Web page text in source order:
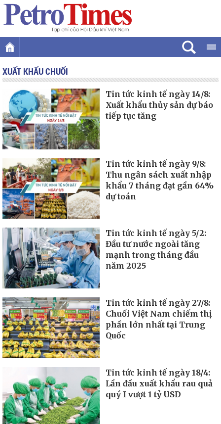
XUẤT KHẨU CHUỐI
Tin tức kinh tế ngày 14/8:
Xuất khẩu thủy sản dự báo
tiếp tục tăng
Tin tức kinh tế ngày 9/8:
Thu ngân sách xuất nhập
khẩu 7 tháng đạt gần 64%
dự toán
Tin tức kinh tế ngày 5/2:
Đầu tư nước ngoài tăng
mạnh trong tháng đầu
năm 2025
Tin tức kinh tế ngày 27/8:
Chuối Việt Nam chiếm thị
phần lớn nhất tại Trung
Quốc
Tin tức kinh tế ngày 18/4:
Lần đầu xuất khẩu rau quả
quý I vượt 1 tỷ USD